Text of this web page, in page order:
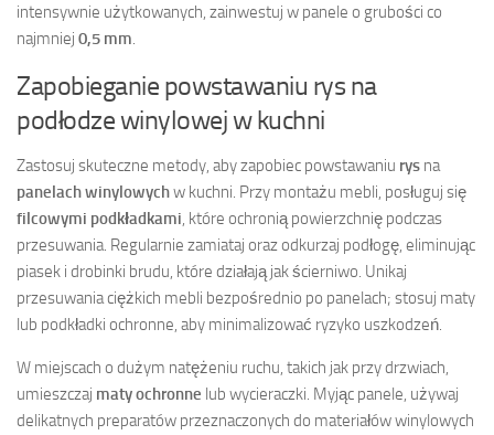
intensywnie użytkowanych, zainwestuj w panele o grubości co
najmniej 0,5 mm
Zapobieganie powstawaniu rys na
podłodze winylowej w kuchni
Zastosuj skuteczne metody, aby zapobiec powstawaniu rys na
panelach winylowychw kuchni. Przy montażu mebli, posługuj się
filcowymi podkładkami , które ochronią powierzchnię podczas
przesuwania. Regularnie zamiataj oraz odkurzaj podłogę, eliminując
piasek i drobinki brudu, które działają jak ścierniwo. Unikaj
przesuwania ciężkich mebli bezpośrednio po panelach; stosuj maty
lub podkładki ochronne, aby minimalizować ryzyko uszkodzeń.
W miejscach o dużym natężeniu ruchu, takich jak przy drzwiach,
umieszczaj maty ochronne lub wycieraczki. Myjąc panele, używaj
delikatnych preparatów przeznaczonych do materiałów winylowych